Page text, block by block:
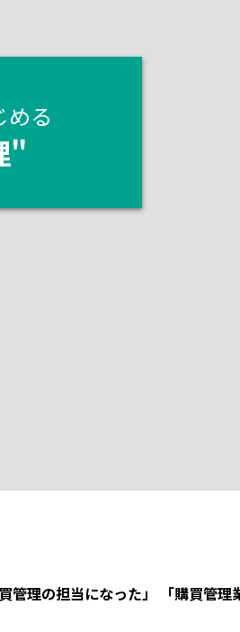
める
"
買管理の担当になった」 「購買管